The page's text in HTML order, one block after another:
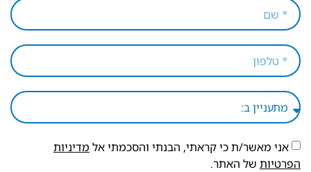
אני מאשר/ת כי קראתי, הבנתי והסכמתי אל מדיניות
הפרטיות של האתר.